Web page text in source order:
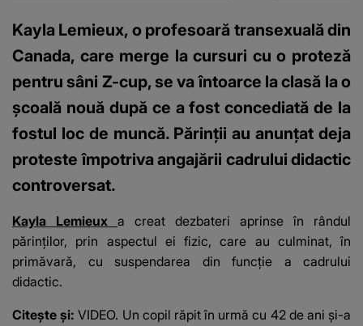
Kayla Lemieux, o profesoară transexuală din
Canada, care merge la cursuri cu o proteză
pentru sâni Z-cup, se va întoarce la clasă la o
școală nouă după ce a fost concediată de la
fostul loc de muncă. Părinții au anunțat deja
proteste împotriva angajării cadrului didactic
controversat.
Kayla Lemieux a creat dezbateri aprinse în rândul
părinților, prin aspectul ei fizic, care au culminat, în
primăvară, cu suspendarea din funcție a cadrului
didactic.
Citește și:VIDEO. Un copil răpit în urmă cu 42 de ani și-a